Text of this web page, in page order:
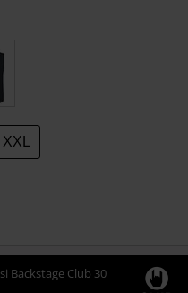
XXL
Backstage Club 30